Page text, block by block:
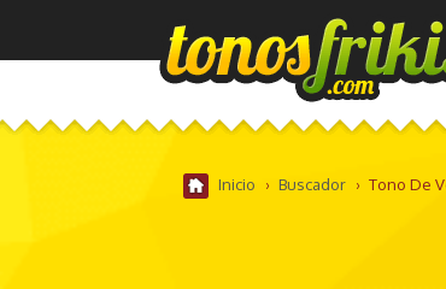
Inicio › Buscador › Tono De